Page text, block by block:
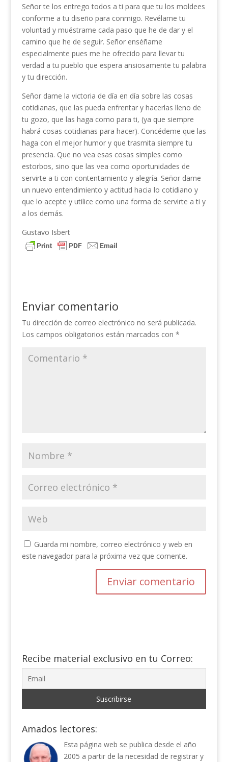
Señor te los entrego todos a ti para que tu los moldees
conforme a tu diseño para conmigo. Revélame tu
voluntad y muéstrame cada paso que he de dar y el
camino que he de seguir. Señor enséñame
especialmente pues me he ofrecido para llevar tu
verdad a tu pueblo que espera ansiosamente tu palabra
y tu dirección.
Señor dame la victoria de día en día sobre las cosas
cotidianas, que las pueda enfrentar y hacerlas lleno de
tu gozo, que las haga como para ti, (ya que siempre
habrá cosas cotidianas para hacer). Concédeme que las
haga con el mejor humor y que trasmita siempre tu
presencia. Que no vea esas cosas simples como
estorbos, sino que las vea como oportunidades de
servirte a ti con contentamiento y alegría. Señor dame
un nuevo entendimiento y actitud hacia lo cotidiano y
que lo acepte y utilice como una forma de servirte a ti y
a los demás.
Gustavo Isbert
Enviar comentario
Tu dirección de correo electrónico no será publicada.
Los campos obligatorios están marcados con *
Guarda mi nombre, correo electrónico y web en
este navegador para la próxima vez que comente.
Recibe material exclusivo en tu Correo:
Amados lectores:
Esta página web se publica desde el año
2005 a partir de la necesidad de registrar y